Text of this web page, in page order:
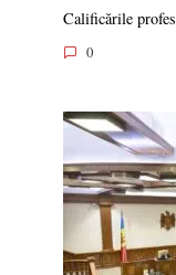
Calificările
0